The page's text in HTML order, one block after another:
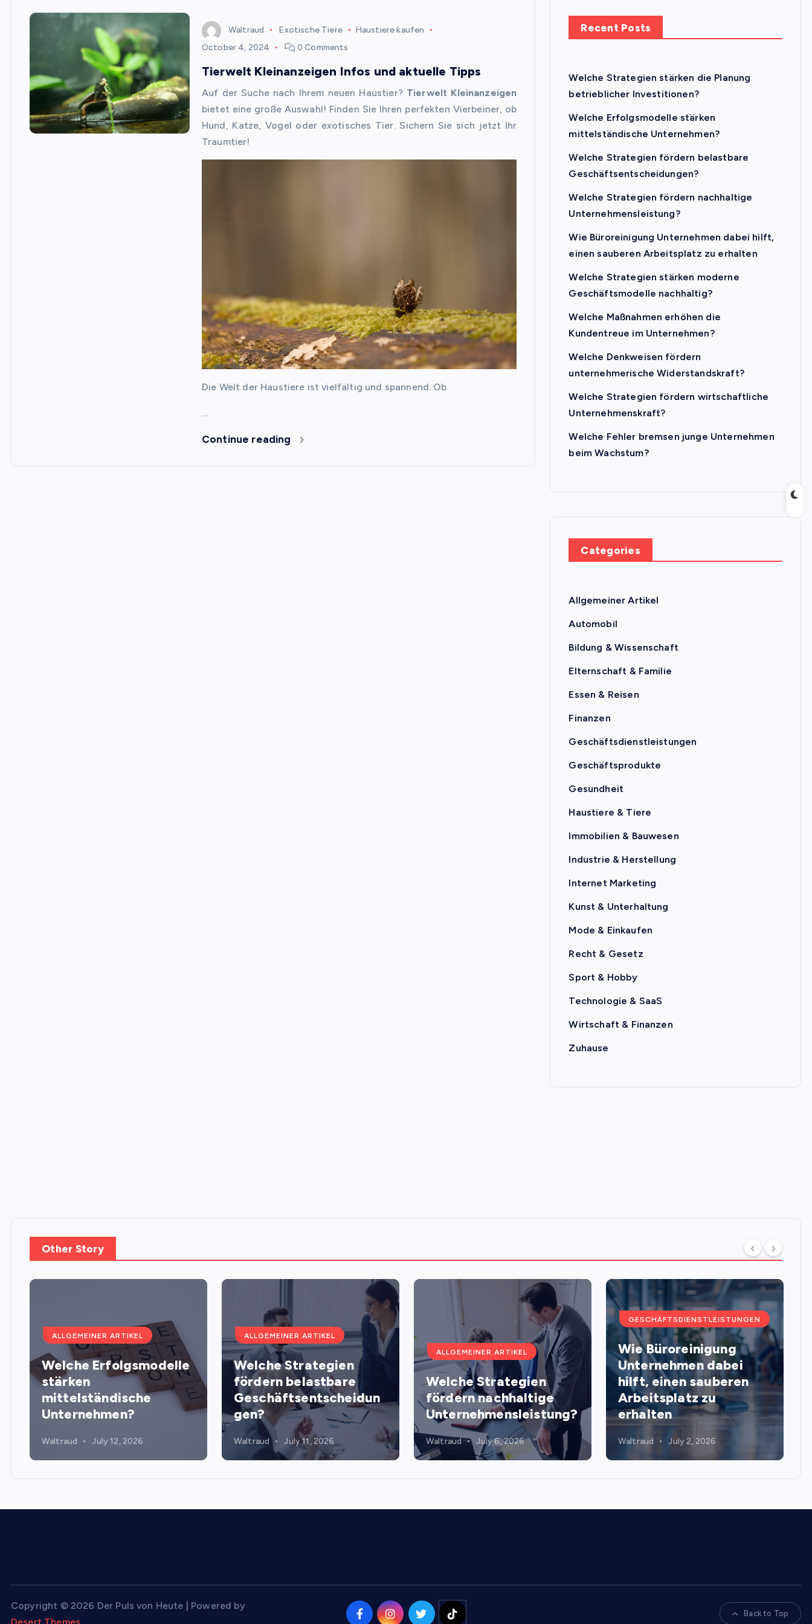
Waltraud Exotische Tiere
Haustiere kaufen
October 4, 2024
0 Comments
Tierwelt Kleinanzeigen Infos und aktuelle Tipps
Auf der Suche nach Ihrem neuen Haustier? Tierwelt Kleinanzeigen
bietet eine große Auswahl! Finden Sie Ihren perfekten Vierbeiner, ob
Hund, Katze, Vogel oder exotisches Tier. Sichern Sie sich jetzt Ihr
Traumtier!
Die Welt der Haustiere ist vielfältig und spannend. Ob
…
Continue reading
Recent Posts
Welche Strategien stärken die Planung
betrieblicher Investitionen?
Welche Erfolgsmodelle stärken
mittelständische Unternehmen?
Welche Strategien fördern belastbare
Geschäftsentscheidungen?
Welche Strategien fördern nachhaltige
Unternehmensleistung?
Wie Büroreinigung Unternehmen dabei hilft,
einen sauberen Arbeitsplatz zu erhalten
Welche Strategien stärken moderne
Geschäftsmodelle nachhaltig?
Welche Maßnahmen erhöhen die
Kundentreue im Unternehmen?
Welche Denkweisen fördern
unternehmerische Widerstandskraft?
Welche Strategien fördern wirtschaftliche
Unternehmenskraft?
Welche Fehler bremsen junge Unternehmen
beim Wachstum?
Categories
Allgemeiner Artikel
Automobil
Bildung & Wissenschaft
Elternschaft & Familie
Essen & Reisen
Finanzen
Geschäftsdienstleistungen
Geschäftsprodukte
Gesundheit
Haustiere & Tiere
Immobilien & Bauwesen
Industrie & Herstellung
Internet Marketing
Kunst & Unterhaltung
Mode & Einkaufen
Recht & Gesetz
Sport & Hobby
Technologie & SaaS
Wirtschaft & Finanzen
Zuhause
Other Story
ALLGEMEINER ARTIKEL
Welche Erfolgsmodelle
stärken
mittelständische
Unternehmen?
Waltraud July 12, 2026
ALLGEMEINER ARTIKEL
Welche Strategien
fördern belastbare
Geschäftsentscheidun
gen?
Waltraud July 11, 2026
ALLGEMEINER ARTIKEL
Welche Strategien
fördern nachhaltige
Unternehmensleistung?
Waltraud July 6, 2026
GESCHÄFTSDIENSTLEISTUNGEN
Wie Büroreinigung
Unternehmen dabei
hilft, einen sauberen
Arbeitsplatz zu
erhalten
Waltraud July 2, 2026
Copyright © 2026 Der Puls von Heute | Powered by
Desert Themes
Back to Top